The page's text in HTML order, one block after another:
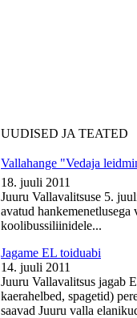
UUDISED JA TEATED
Vallahange "Vedaja
18. juuli 2011
Juuru Vallavalitsuse 5.
avatud hankemenetlusega
koolibussiliinidele...
Jagame EL toiduabi
14. juuli 2011
Juuru Vallavalitsus jagab
kaerahelbed, spagetid)
saavad Juuru valla